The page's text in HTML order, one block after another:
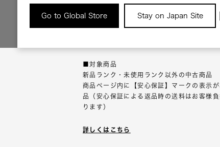
Go to Global Store Stay on Japan Site
返品について
■対象商品
新品ランク・未使用ランク以外の中古商品
商品ページ内に【安心保証】マークの表示
品（安心保証による返品時の送料はお客様負
ります）
詳しくはこちら